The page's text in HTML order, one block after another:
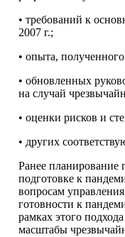
• требований к
2007 г.;
• опыта,
• обновленных
на случай
• оценки рисков и
• других
Ранее планирование
подготовке к
вопросам
готовности к
рамках этого
масштабы